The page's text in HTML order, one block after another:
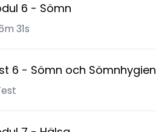
6 - Sömn
31s
6 - Sömn och Sömnhygien